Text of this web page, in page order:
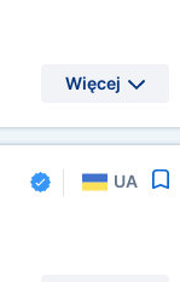
Więcej
UA